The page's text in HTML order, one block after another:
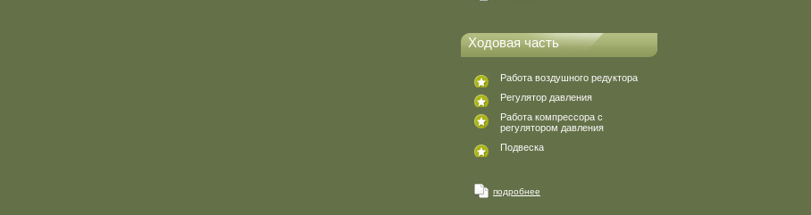
Ходовая часть
Работа воздушного редуктора
Регулятор давления
Работа компрессора с
регулятором давления
Подвеска
подробнее